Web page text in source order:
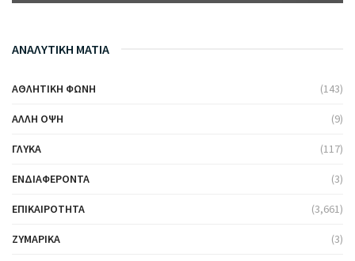
ΑΝΑΛΥΤΙΚΗ ΜΑΤΙΑ
ΑΘΛΗΤΙΚΉ ΦΩΝΉ (143)
ΆΛΛΗ ΌΨΗ (9)
ΓΛΥΚΆ (117)
ΕΝΔΙΑΦΈΡΟΝΤΑ (3)
ΕΠΙΚΑΙΡΌΤΗΤΑ (3,661)
ΖΥΜΑΡΙΚΆ (3)